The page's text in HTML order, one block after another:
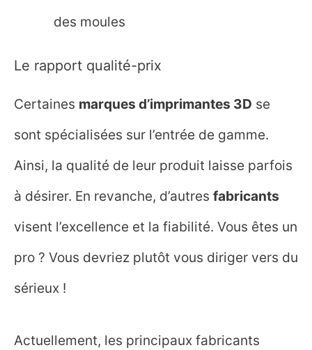
des moules
Le rapport qualité-prix
Certaines marques d’imprimantes 3D se
sont spécialisées sur l’entrée de gamme.
Ainsi, la qualité de leur produit laisse parfois
à désirer. En revanche, d’autres fabricants
visent l’excellence et la fiabilité. Vous êtes un
pro ? Vous devriez plutôt vous diriger vers du
sérieux !
Actuellement, les principaux fabricants